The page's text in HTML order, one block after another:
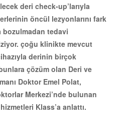
deri check-up’larıyla
öncül lezyonlarını fark
bozulmadan tedavi
çoğu klinikte mevcut
derinin birçok
çözüm olan Deri ve
Doktor Emel Polat,
Merkezi’nde bulunan
Klass’a anlattı.